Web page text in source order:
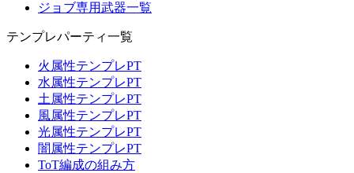
ジョブ専用武器一覧
テンプレパーティ一覧
火属性テンプレPT
水属性テンプレPT
土属性テンプレPT
風属性テンプレPT
光属性テンプレPT
闇属性テンプレPT
ToT編成の組み方